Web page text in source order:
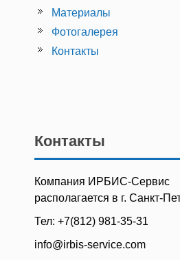
Материалы
Фотогалерея
Контакты
Контакты
Компания ИРБИС-Сервис
располагается в г. Санкт-
Тел: +7(812) 981-35-31
info@irbis-service.com